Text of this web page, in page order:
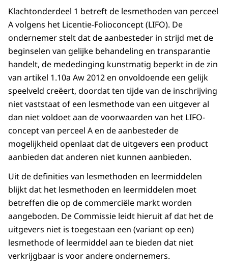
Klachtonderdeel 1 betreft de lesmethoden van perceel
A volgens het Licentie-Folioconcept (LIFO). De
ondernemer stelt dat de aanbesteder in strijd met de
beginselen van gelijke behandeling en transparantie
handelt, de mededinging kunstmatig beperkt in de zin
van artikel 1.10a Aw 2012 en onvoldoende een gelijk
speelveld creëert, doordat ten tijde van de inschrijving
niet vaststaat of een lesmethode van een uitgever al
dan niet voldoet aan de voorwaarden van het LIFO-
concept van perceel A en de aanbesteder de
mogelijkheid openlaat dat de uitgevers een product
aanbieden dat anderen niet kunnen aanbieden.
Uit de definities van lesmethoden en leermiddelen
blijkt dat het lesmethoden en leermiddelen moet
betreffen die op de commerciële markt worden
aangeboden. De Commissie leidt hieruit af dat het de
uitgevers niet is toegestaan een (variant op een)
lesmethode of leermiddel aan te bieden dat niet
verkrijgbaar is voor andere ondernemers.